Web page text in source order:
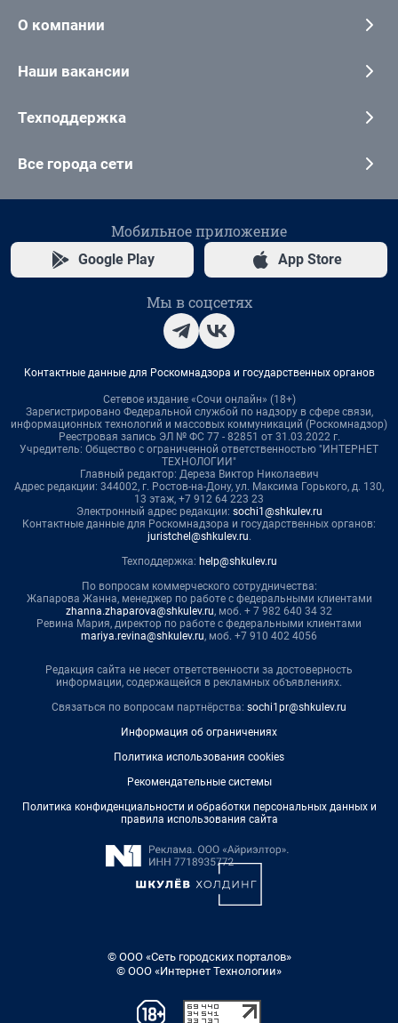
О компании
Наши вакансии
Техподдержка
Все города сети
Мобильное приложение
Google Play App Store
Мы в соцсетях
Контактные данные для Роскомнадзора и государственных органов
Сетевое издание «Сочи онлайн» (18+)
Зарегистрировано Федеральной службой по надзору в сфере связи,
информационных технологий и массовых коммуникаций (Роскомнадзор)
Реестровая запись ЭЛ № ФС 77 - 82851 от 31.03.2022 г.
Учредитель: Общество с ограниченной ответственностью "ИНТЕРНЕТ
ТЕХНОЛОГИИ"
Главный редактор: Дереза Виктор Николаевич
Адрес редакции: 344002, г. Ростов-на-Дону, ул. Максима Горького, д. 130,
13 этаж, +7 912 64 223 23
Электронный адрес редакции: sochi1@shkulev.ru
Контактные данные для Роскомнадзора и государственных органов:
juristchel@shkulev.ru.
Техподдержка: help@shkulev.ru
По вопросам коммерческого сотрудничества:
Жапарова Жанна, менеджер по работе с федеральными клиентами
zhanna.zhaparova@shkulev.ru, моб. + 7 982 640 34 32
Ревина Мария, директор по работе с федеральными клиентами
mariya.revina@shkulev.ru, моб. +7 910 402 4056
Редакция сайта не несет ответственности за достоверность
информации, содержащейся в рекламных объявлениях.
Связаться по вопросам партнёрства: sochi1pr@shkulev.ru
Информация об ограничениях
Политика использования cookies
Рекомендательные системы
Политика конфиденциальности и обработки персональных данных и
правила использования сайта
© ООО «Сеть городских порталов»
© ООО «Интернет Технологии»